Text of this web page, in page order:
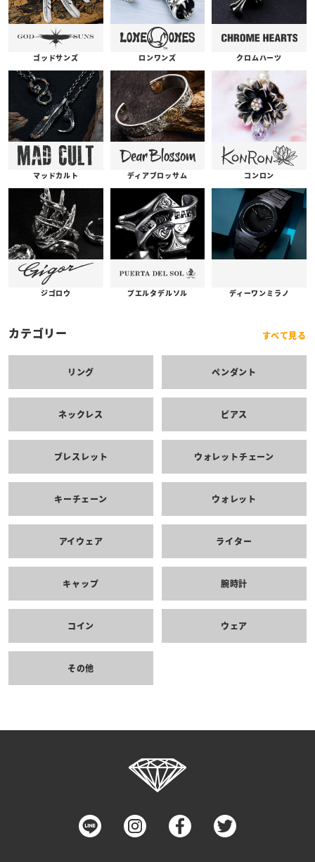
ゴッドサンズ ロンワンズ クロムハーツ
マッドカルト ディアブロッサム コンロン
ジゴロウ プエルタデルソル ディーワンミラノ
カテゴリー すべて見る
リング ペンダント
ネックレス ピアス
ブレスレット ウォレットチェーン
キーチェーン ウォレット
アイウェア ライター
キャップ 腕時計
コイン ウェア
その他